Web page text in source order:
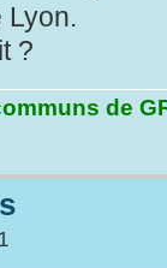
Lyon.
?
de